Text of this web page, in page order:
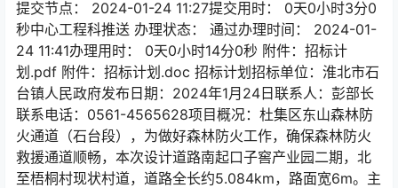
提交节点： 2024-01-24 11:27提交用时： 0天0小时3分0
秒中心工程科推送 办理状态： 通过办理时间： 2024-01-
24 11:41办理用时： 0天0小时14分0秒 附件：招标计
划.pdf 附件：招标计划.doc 招标计划招标单位：淮北市石
台镇人民政府发布日期：2024年1月24日联系人：彭部长
联系电话：0561-4565628项目概况：杜集区东山森林防
火通道（石台段），为做好森林防火工作，确保森林防火
救援通道顺畅，本次设计道路南起口子窖产业园二期，北
至梧桐村现状村道，道路全长约5.084km，路面宽6m。主